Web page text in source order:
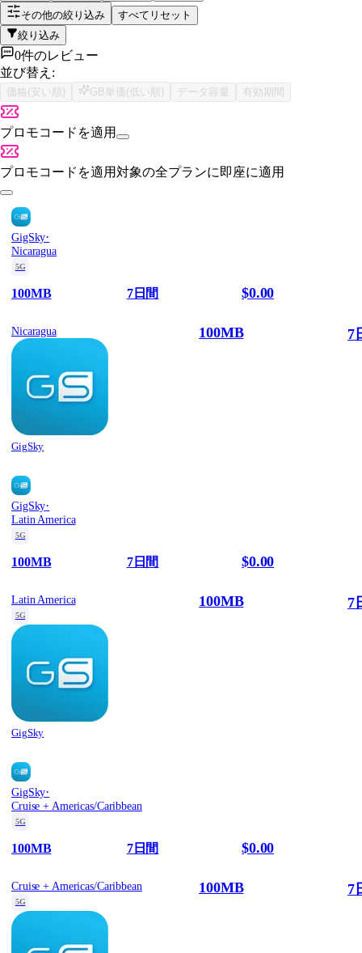
その他の絞り込み
すべてリセット
絞り込み
0件のレビュー
並び替え:
価格(安い順) GB単価(低い順) データ容量 有効期間
プロモコードを適用
プロモコードを適用対象の全プランに即座に適用
GigSky·
Nicaragua
5G
100MB 7日間 $0.00
Nicaragua
GigSky
100MB 7
GigSky·
Latin America
5G
100MB 7日間 $0.00
Latin America
5G
GigSky
100MB 7
GigSky·
Cruise + Americas/Caribbean
5G
100MB 7日間 $0.00
Cruise + Americas/Caribbean
5G
100MB 7